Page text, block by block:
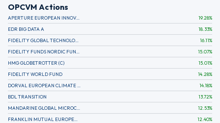
OPCVM Actions
APERTURE EUROPEAN INNOVATION 19.28%
EDR BIG DATA A
18.33%
FIDELITY GLOBAL TECHNOLOGY FUND A EUR
16.11%
FIDELITY FUNDS NORDIC FUND A
15.07%
HMG GLOBETROTTER (C)
15.01%
FIDELITY WORLD FUND
14.28%
DORVAL EUROPEAN CLIMATE INITIATIVE R (C)
14.18%
BDL TRANSITION
13.72%
MANDARINE GLOBAL MICROCAP
12.53%
FRANKLIN MUTUAL EUROPEAN FUND A EUR (C)
12.40%